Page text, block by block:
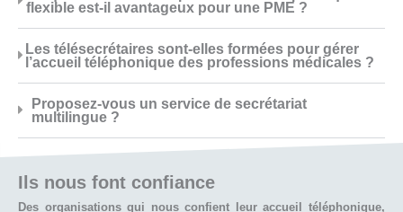
flexible est-il avantageux pour une PME ?
Les télésecrétaires sont-elles formées pour gérer
l’accueil téléphonique des professions médicales ?
Proposez-vous un service de secrétariat
multilingue ?
Ils nous font confiance
Des organisations qui nous confient leur accueil téléphonique,